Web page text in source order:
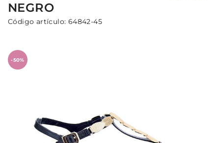
NEGRO
Código artículo: 64842-45
-50%